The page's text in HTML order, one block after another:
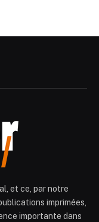
et ce, par notre
imprimées,
importante dans